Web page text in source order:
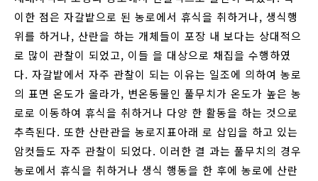
이한 점은 자갈밭으로 된 농로에서 휴식을 취하거나, 생식행
위를 하거나, 산란을 하는 개체들이 포장 내 보다는 상대적으
로 많이 관찰이 되었고, 이들 을 대상으로 채집을 수행하였
다. 자갈밭에서 자주 관찰이 되는 이유는 일조에 의하여 농로
의 표면 온도가 올라가, 변온동물인 풀무치가 온도가 높은 농
로로 이동하여 휴식을 취하거나 다양 한 활동을 하는 것으로
추측된다. 또한 산란관을 농로지표아래 로 삽입을 하고 있는
암컷들도 자주 관찰이 되었다. 이러한 결 과는 풀무치의 경우
농로에서 휴식을 취하거나 생식 행동을 한 후에 농로에 산란